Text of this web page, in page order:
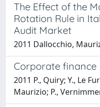
The Effect of the
Rotation Rule in
Audit Market
2011 Dallocchio,
Corporate finance
2011 P., Quiry; Y., Le
Maurizio; P.,